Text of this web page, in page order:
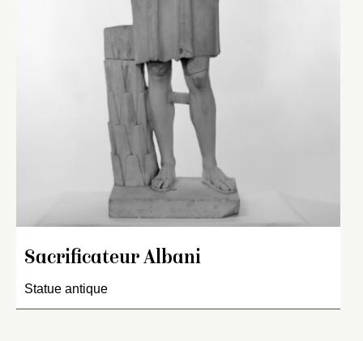
Sacrificateur Albani
Statue antique